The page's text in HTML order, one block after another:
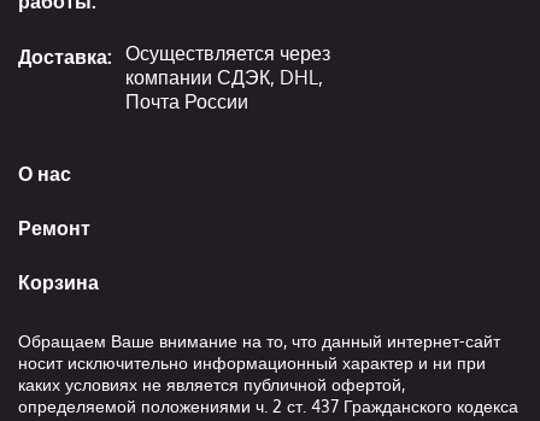
О нас
Ремонт
Корзина
Доставка: Осуществляется через
компании СДЭК, DHL,
Почта России
Обращаем Ваше внимание на то, что данный интернет-сайт
носит исключительно информационный характер и ни при
каких условиях не является публичной офертой,
определяемой положениями ч. 2 ст. 437 Гражданского кодекса